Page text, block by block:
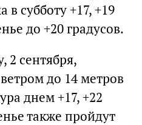
в субботу +17, +19
до +20 градусов.
2 сентября,
до 14 метров
днем +17, +22
также пройдут